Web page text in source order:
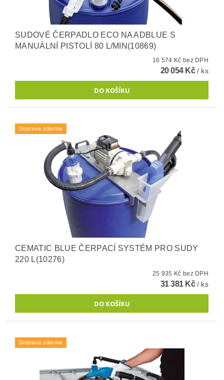
SUDOVÉ ČERPADLO ECO NA ADBLUE S
MANUÁLNÍ PISTOLÍ 80 L/MIN(10869)
16 574 Kč bez DPH
20 054 Kč/ ks
Doprava zdarma
CEMATIC BLUE ČERPACÍ SYSTÉM PRO SUDY
220 L(10276)
25 935 Kč bez DPH
31 381 Kč/ ks
Doprava zdarma